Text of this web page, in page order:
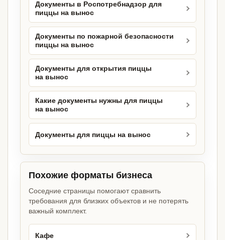
Документы в Роспотребнадзор для
пиццы на вынос
Документы по пожарной безопасности
пиццы на вынос
Документы для открытия пиццы
на вынос
Какие документы нужны для пиццы
на вынос
Документы для пиццы на вынос
Похожие форматы бизнеса
Соседние страницы помогают сравнить
требования для близких объектов и не потерять
важный комплект.
Кафе